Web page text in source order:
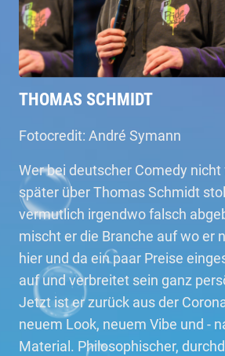
THOMAS SCHMIDT
Fotocredit: André Symann
Wer bei deutscher Comedy
später über Thomas Schmidt
vermutlich irgendwo falsch
mischt er die Branche auf wo er
hier und da ein paar Preise
auf und verbreitet sein ganz
Jetzt ist er zurück aus der
neuem Look, neuem Vibe und -
Material. Philosophischer,